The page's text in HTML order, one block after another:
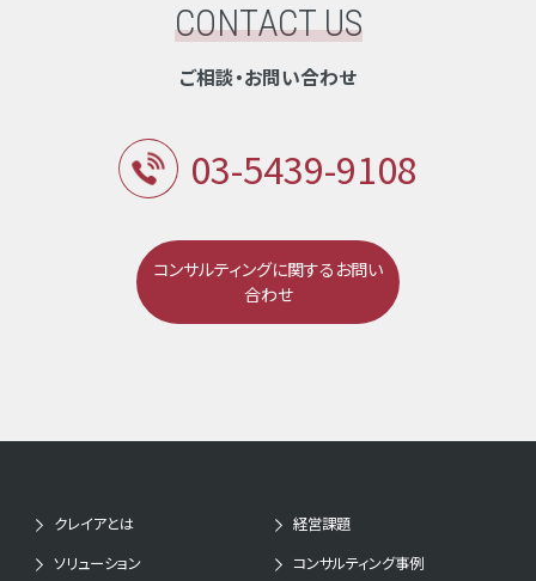
CONTACT US
ご相談・お問い合わせ
03-5439-9108
コンサルティングに関するお問い
合わせ
クレイアとは
経営課題
ソリューション
コンサルティング事例